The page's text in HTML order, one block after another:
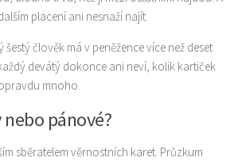
placení ani nesnaží najít.
člověk má v peněžence více než deset
devátý dokonce ani neví, kolik kartiček
mnoho.
pánové?
sběratelem věrnostních karet. Průzkum